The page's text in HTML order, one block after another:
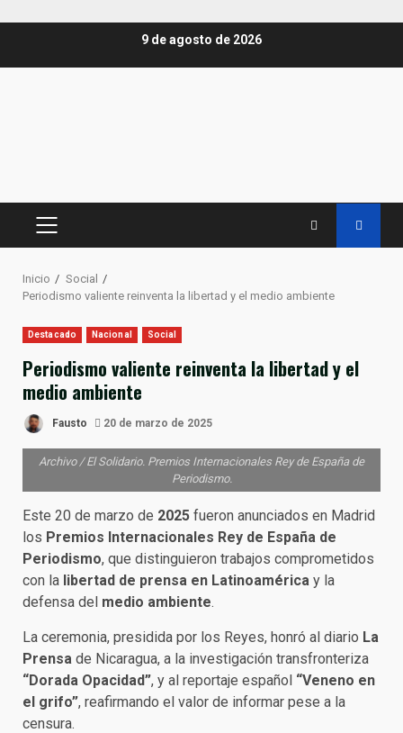
9 de agosto de 2026
MENÚ
Inicio
Social
Periodismo valiente reinventa la libertad y el medio ambiente
Destacado Nacional Social
Periodismo valiente reinventa la libertad y el
medio ambiente
Fausto 20 de marzo de 2025
Archivo / El Solidario. Premios Internacionales Rey de España de
Periodismo.
Este 20 de marzo de 2025 fueron anunciados en Madrid
los Premios Internacionales Rey de España de
Periodismo, que distinguieron trabajos comprometidos
con la libertad de prensa en Latinoamérica y la
defensa del medio ambiente.
La ceremonia, presidida por los Reyes, honró al diario La
Prensa de Nicaragua, a la investigación transfronteriza
“Dorada Opacidad”, y al reportaje español “Veneno en
el grifo”, reafirmando el valor de informar pese a la
censura.